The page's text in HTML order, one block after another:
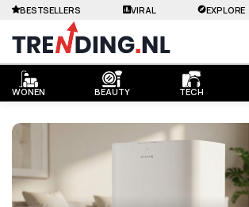
WONEN BEAUTY TECH
BESTSELLERS VIRAL EXPLORE